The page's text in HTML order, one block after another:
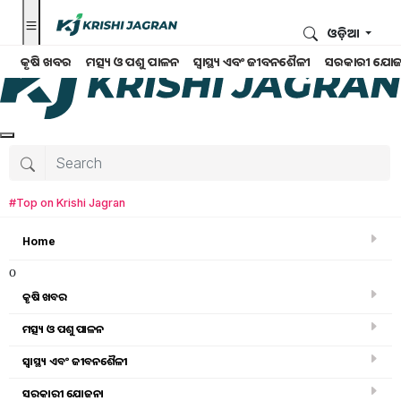
କୃଷି ଖବର ମତ୍ସ୍ୟ ଓ ପଶୁ ପାଳନ ସ୍ୱାସ୍ଥ୍ୟ ଏବଂ ଜୀବନଶୈଳୀ ସରକାରୀ
ଓଡ଼ିଆ
#Top on Krishi Jagran
Home
o
କୃଷି ଖବର
ମତ୍ସ୍ୟ ଓ ପଶୁ ପାଳନ
ସ୍ୱାସ୍ଥ୍ୟ ଏବଂ ଜୀବନଶୈଳୀ
ସରକାରୀ ଯୋଜନା
ସ୍ୱାସ୍ଥ୍ୟ ଏବଂ ଜୀବନଶୈଳୀ